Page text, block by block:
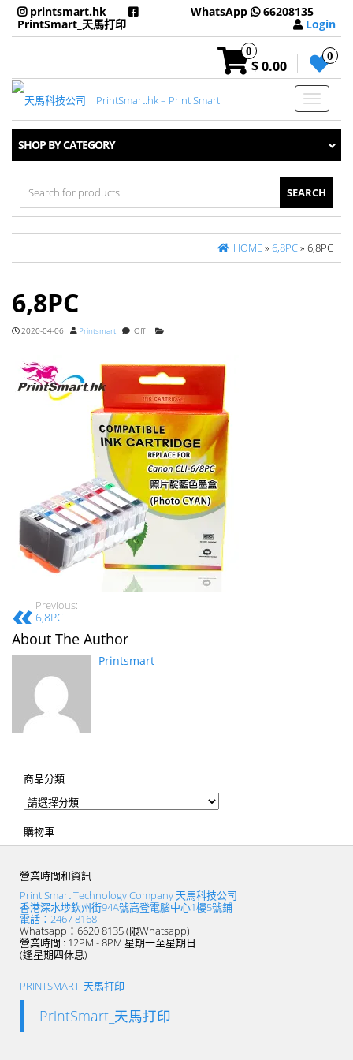
printsmart.hk
PrintSmart_天馬打印
WhatsApp
66208135
Login
0
$ 0.00
0
Toggle
SHOP BY CATEGORY
Search
for:
HOME» 6,8PC» 6,8PC
6,8PC
2020-04-06 Printsmart Off
Previous:
6,8PC
About The Author
Printsmart
商品分類
購物車
營業時間和資訊
Print Smart Technology Company 天馬科技公司
香港深水埗欽州街94A號高登電腦中心1樓5號鋪
電話：2467 8168
Whatsapp：6620 8135 (限Whatsapp)
營業時間 : 12PM - 8PM 星期一至星期日
(逢星期四休息)
PRINTSMART_天馬打印
PrintSmart_天馬打印